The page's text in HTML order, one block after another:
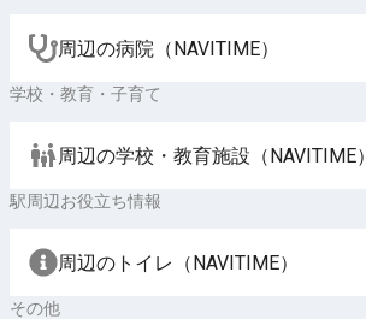
周辺の病院（NAVITIME）
学校・教育・子育て
周辺の学校・教育施設（NAVITIME）
駅周辺お役立ち情報
周辺のトイレ（NAVITIME）
その他